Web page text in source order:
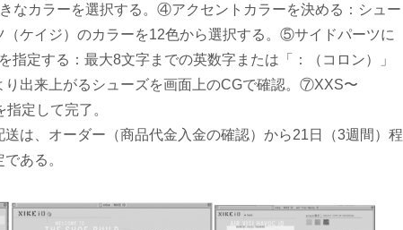
なカラーを選択する。④アクセントカラーを決める：シュー
（ケイジ）のカラーを12色から選択する。⑤サイドパーツに
指定する：最大8文字までの英数字または「：（コロン）」
出来上がるシューズを画面上のCGで確認。⑦XXS〜
定して完了。
は、オーダー（商品代金入金の確認）から21日（3週間）程
ある。